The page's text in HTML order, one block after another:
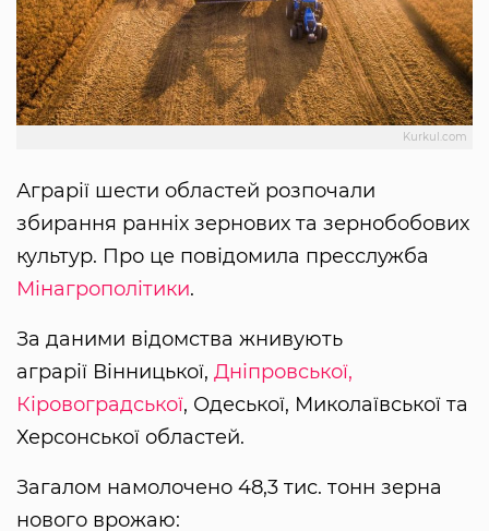
Kurkul.com
Аграрії шести областей розпочали
збирання ранніх зернових та зернобобових
культур. Про це повідомила пресслужба
Мінагрополітики.
За даними відомства жнивують
аграрії Вінницької, Дніпровської,
Кіровоградської, Одеської, Миколаївської та
Херсонської областей.
Загалом намолочено 48,3 тис. тонн зерна
нового врожаю: